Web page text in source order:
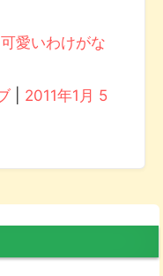
愛いわけがな
2011年1月 5